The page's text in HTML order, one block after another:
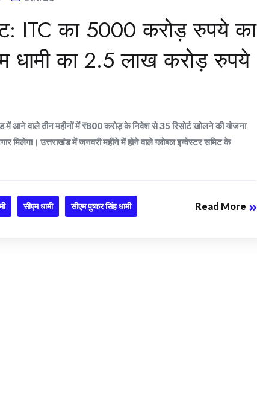
ITC का 5000 करोड़ रुपये का
धामी का 2.5 लाख करोड़ रुपये
में आने वाले तीन महीनों में ₹800 करोड़ के निवेश से 35 रिसोर्ट खोलने की योजना
मिलेगा। उत्तराखंड में जनवरी महीने में होने वाले ग्लोबल इन्वेस्टर समिट के
सीएम धामी सीएम पुष्कर सिंह धामी Read More